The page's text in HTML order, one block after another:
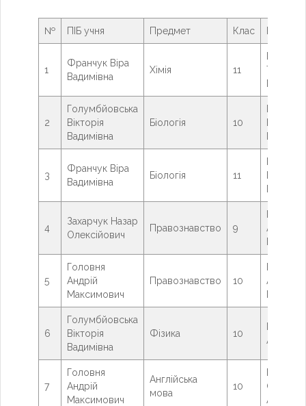
№ ПІБ учня Предмет Клас
1
Франчук Віра
Вадимівна
Хімія 11
Тетяна
2
Голумбйовська
Вікторія
Вадимівна
Біологія 10
3
Франчук Віра
Вадимівна
Біологія 11
4
Захарчук Назар
Олексійович
Правознавство 9
Анатолій
5
Головня
Андрій
Максимович
Правознавство 10
Анатолій
6
Голумбйовська
Вікторія
Вадимівна
Фізика 10
Авдіївна
7
Головня
Андрій
Максимович
Англійська
мова
10
Ольга